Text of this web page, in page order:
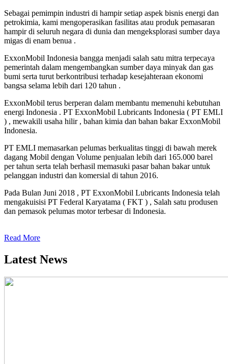
Sebagai pemimpin industri di hampir setiap aspek bisnis energi dan
petrokimia, kami mengoperasikan fasilitas atau produk pemasaran
hampir di seluruh negara di dunia dan mengeksplorasi sumber daya
migas di enam benua .
ExxonMobil Indonesia bangga menjadi salah satu mitra terpecaya
pemerintah dalam mengembangkan sumber daya minyak dan gas
bumi serta turut berkontribusi terhadap kesejahteraan ekonomi
bangsa selama lebih dari 120 tahun .
ExxonMobil terus berperan dalam membantu memenuhi kebutuhan
energi Indonesia . PT ExxonMobil Lubricants Indonesia ( PT EMLI
) , mewakili usaha hilir , bahan kimia dan bahan bakar ExxonMobil
Indonesia.
PT EMLI memasarkan pelumas berkualitas tinggi di bawah merek
dagang Mobil dengan Volume penjualan lebih dari 165.000 barel
per tahun serta telah berhasil memasuki pasar bahan bakar untuk
pelanggan industri dan komersial di tahun 2016.
Pada Bulan Juni 2018 , PT ExxonMobil Lubricants Indonesia telah
mengakuisisi PT Federal Karyatama ( FKT ) , Salah satu produsen
dan pemasok pelumas motor terbesar di Indonesia.
Read More
Latest News